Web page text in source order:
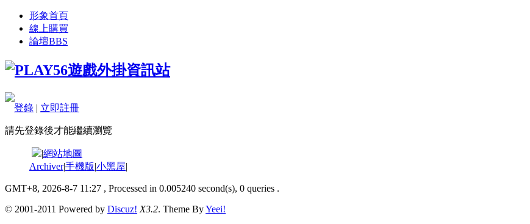
形象首頁
線上購買
論壇BBS
登錄 | 立即註冊
請先登錄後才能繼續瀏覽
|網站地圖
Archiver|手機版|小黑屋|
GMT+8, 2026-8-7 11:27 , Processed in 0.005240 second(s), 0 queries .
© 2001-2011 Powered by Discuz! X3.2. Theme ByYeei!